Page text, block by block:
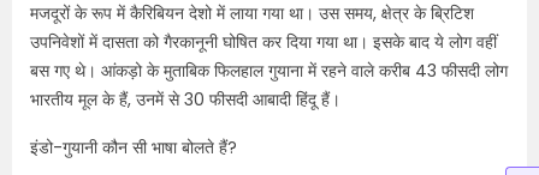
मजदूरों के रूप में कैरिबियन देशो में लाया गया था। उस समय, क्षेत्र के ब्रिटिश
उपनिवेशों में दासता को गैरकानूनी घोषित कर दिया गया था। इसके बाद ये लोग वहीं
बस गए थे। आंकड़ो के मुताबिक फिलहाल गुयाना में रहने वाले करीब 43 फीसदी लोग
भारतीय मूल के हैं, उनमें से 30 फीसदी आबादी हिंदू हैं।
इंडो-गुयानी कौन सी भाषा बोलते हैं?